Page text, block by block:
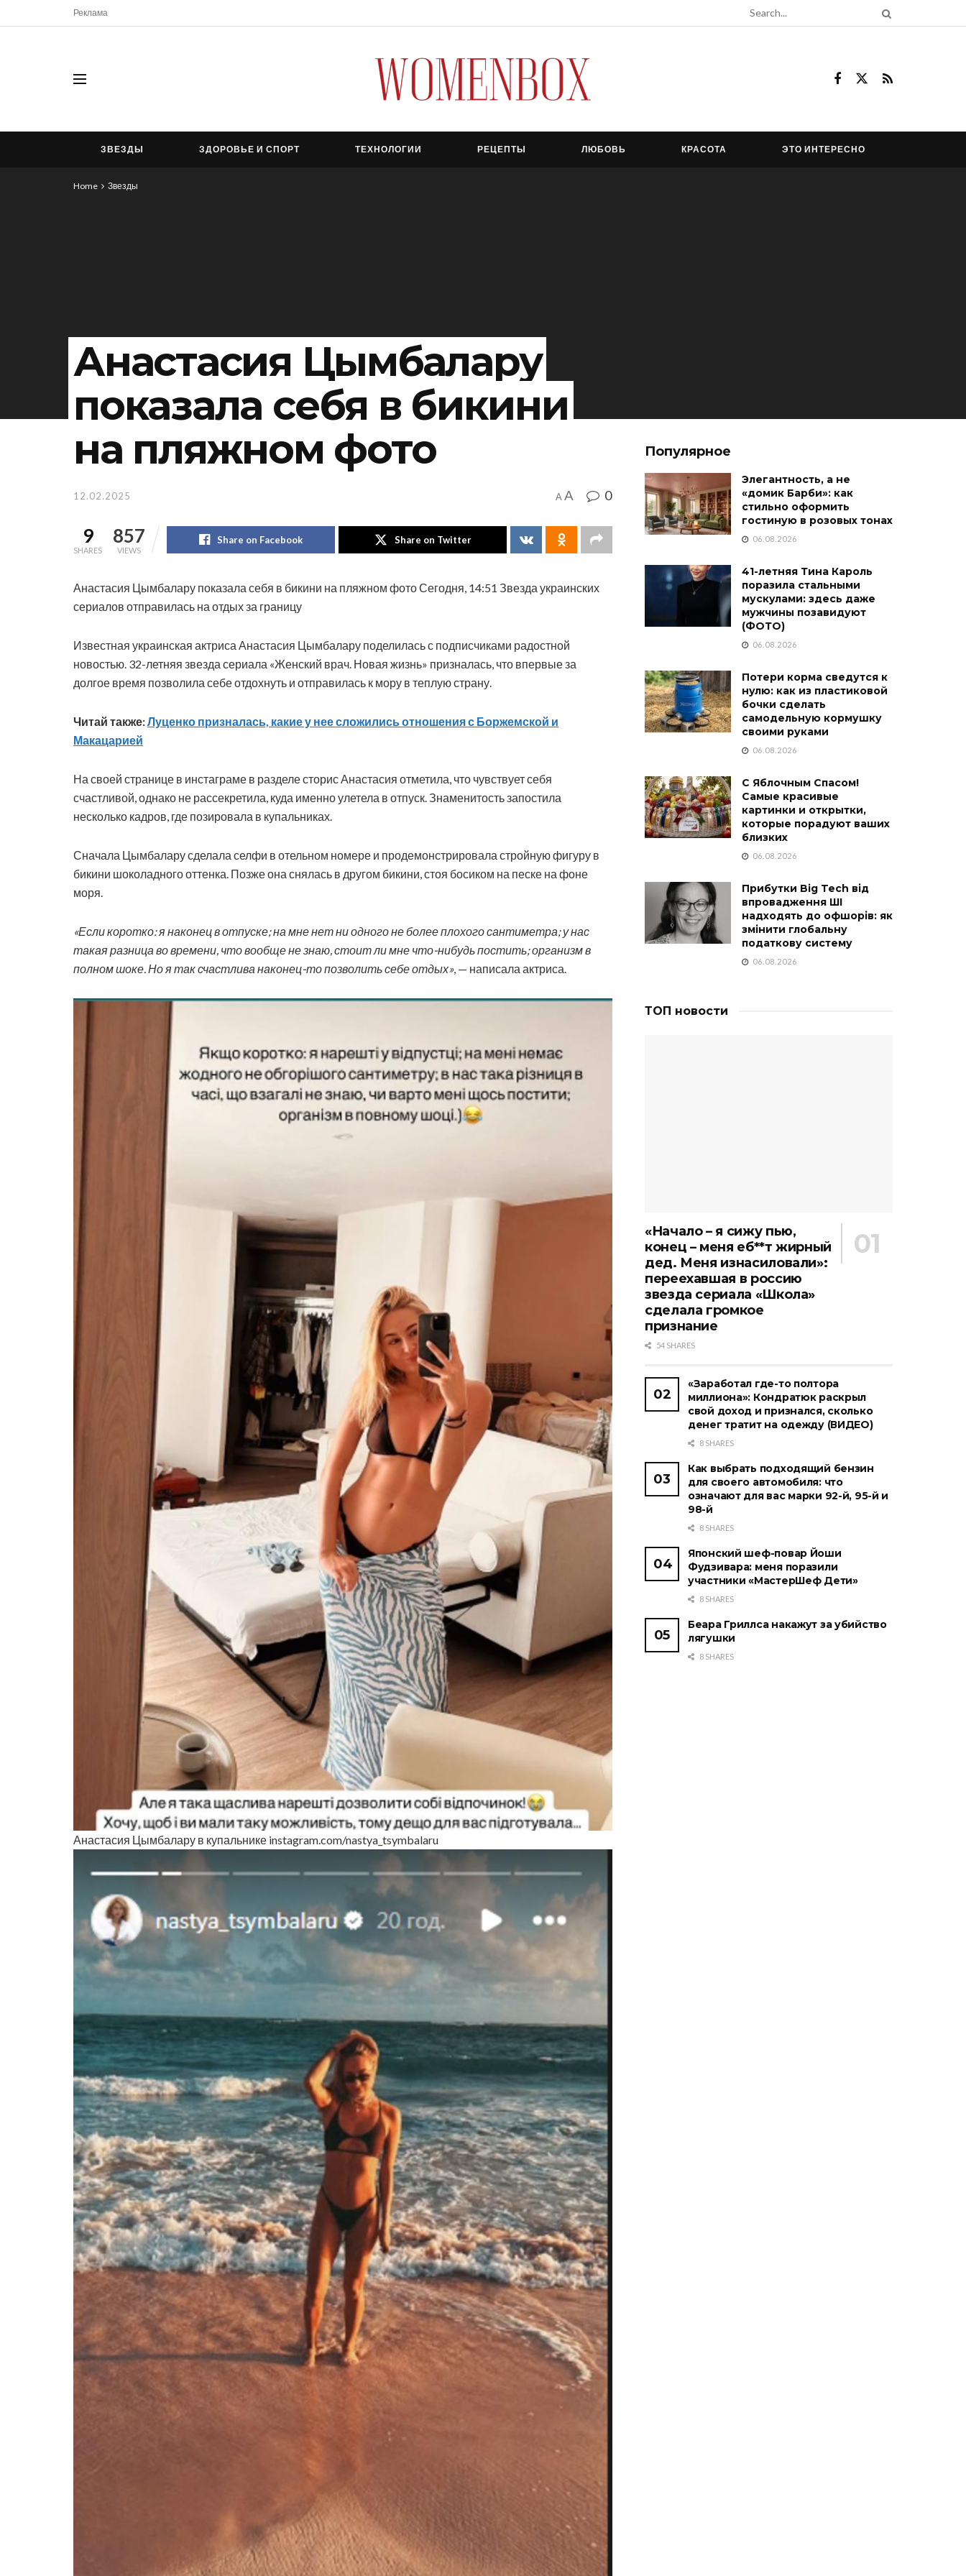
Реклама
ЗВЕЗДЫ ЗДОРОВЬЕ И СПОРТ ТЕХНОЛОГИИ РЕЦЕПТЫ ЛЮБОВЬ КРАСОТА ЭТО ИНТЕРЕСНО
Home Звезды
Анастасия Цымбалару
показала себя в бикини
на пляжном фото
12.02.2025 A A 0
9
SHARES
857
VIEWS
Share on Facebook Share on Twitter
Анастасия Цымбалару показала себя в бикини на пляжном фото Сегодня, 14:51 Звезда украинских
сериалов отправилась на отдых за границу
Известная украинская актриса Анастасия Цымбалару поделилась с подписчиками радостной
новостью. 32-летняя звезда сериала «Женский врач. Новая жизнь» призналась, что впервые за
долгое время позволила себе отдохнуть и отправилась к мору в теплую страну.
Читай также:Луценко призналась, какие у нее сложились отношения с Боржемской и
Макацарией
На своей странице в инстаграме в разделе сторис Анастасия отметила, что чувствует себя
счастливой, однако не рассекретила, куда именно улетела в отпуск. Знаменитость запостила
несколько кадров, где позировала в купальниках.
Сначала Цымбалару сделала селфи в отельном номере и продемонстрировала стройную фигуру в
бикини шоколадного оттенка. Позже она снялась в другом бикини, стоя босиком на песке на фоне
моря.
«Если коротко: я наконец в отпуске; на мне нет ни одного не более плохого сантиметра; у нас
такая разница во времени, что вообще не знаю, стоит ли мне что-нибудь постить; организм в
полном шоке. Но я так счастлива наконец-то позволить себе отдых», — написала актриса.
Анастасия Цымбалару в купальнике instagram.com/nastya_tsymbalaru
Популярное
Элегантность, а не
«домик Барби»: как
стильно оформить
гостиную в розовых тонах
06.08.2026
41-летняя Тина Кароль
поразила стальными
мускулами: здесь даже
мужчины позавидуют
(ФОТО)
06.08.2026
Потери корма сведутся к
нулю: как из пластиковой
бочки сделать
самодельную кормушку
своими руками
06.08.2026
С Яблочным Спасом!
Самые красивые
картинки и открытки,
которые порадуют ваших
близких
06.08.2026
Прибутки Big Tech від
впровадження ШІ
надходять до офшорів: як
змінити глобальну
податкову систему
06.08.2026
ТОП новости
«Начало – я сижу пью,
конец – меня еб**т жирный
дед. Меня изнасиловали»:
переехавшая в россию
звезда сериала «Школа»
сделала громкое
признание
54 SHARES
«Заработал где-то полтора
миллиона»: Кондратюк раскрыл
свой доход и признался, сколько
денег тратит на одежду (ВИДЕО)
8 SHARES
Как выбрать подходящий бензин
для своего автомобиля: что
означают для вас марки 92-й, 95-й и
98-й
8 SHARES
Японский шеф-повар Йоши
Фудзивара: меня поразили
участники «МастерШеф Дети»
8 SHARES
Беара Гриллса накажут за убийство
лягушки
8 SHARES